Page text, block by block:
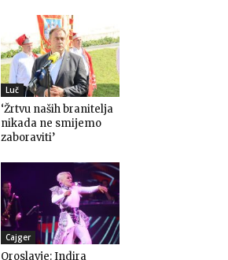
Luč
‘Žrtvu naših branitelja
nikada ne smijemo
zaboraviti’
Cajger
Oroslavje: Indira